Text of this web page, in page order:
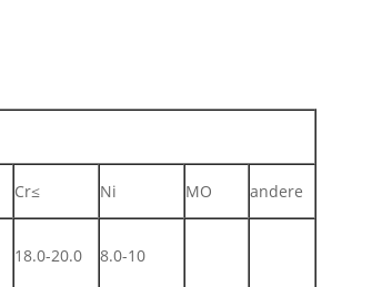
Cr≤ Ni MO andere
18.0-20.0 8.0-10